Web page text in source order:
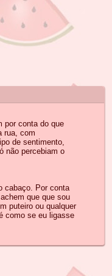
por conta do que
rua, com
de sentimento,
não percebiam o
cabaço. Por conta
que que sou
puteiro ou qualquer
como se eu ligasse